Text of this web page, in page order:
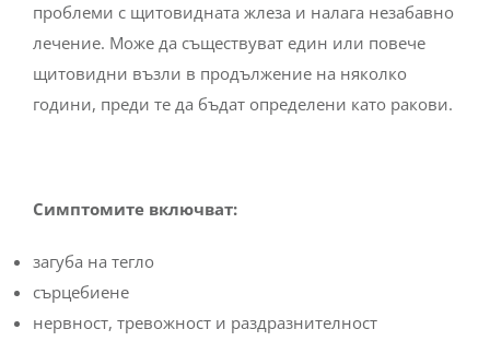
проблеми с щитовидната жлеза и налага незабавно
лечение. Може да съществуват един или повече
щитовидни възли в продължение на няколко
години, преди те да бъдат определени като ракови.
Симптомите включват:
загуба на тегло
сърцебиене
нервност, тревожност и раздразнителност